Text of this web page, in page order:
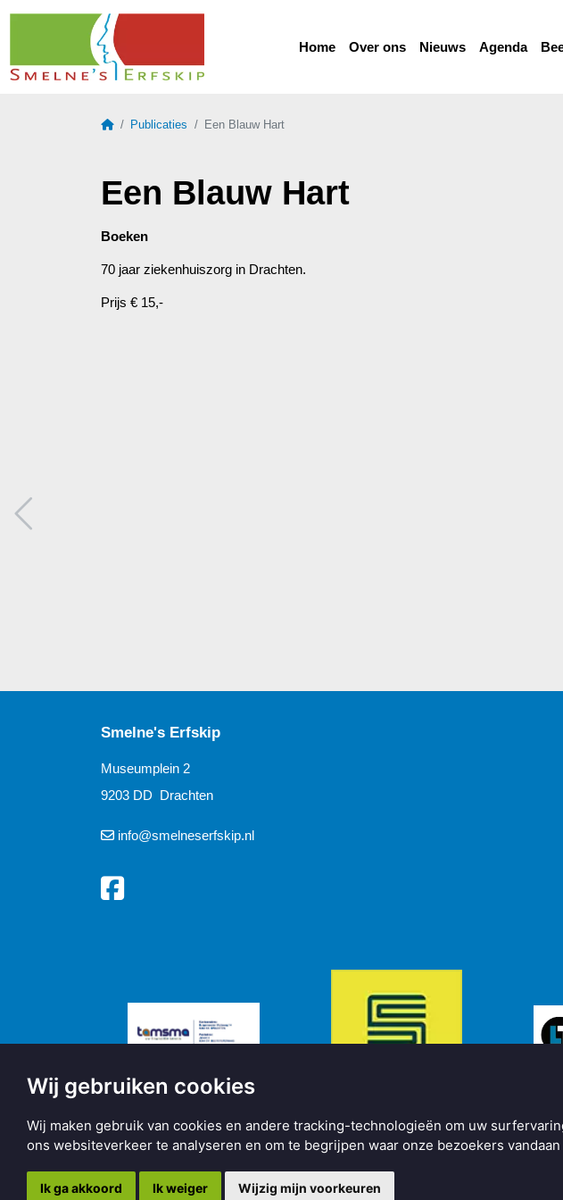
Wij gebruiken cookies
Wij maken gebruik van cookies en andere tracking-technologieën om uw
ons websiteverkeer te analyseren en om te begrijpen waar onze bezoekers vandaan
Ik ga akkoord Ik weiger Wijzig mijn voorkeuren
Home Over ons Nieuws Agenda
HomePublicaties Een Blauw Hart
Een Blauw Hart
Boeken
70 jaar ziekenhuiszorg in Drachten.
Prijs € 15,-
Smelne's Erfskip
Museumplein 2
9203 DD Drachten
info@smelneserfskip.nl
Copyright © 2026 | Made with BO. Be Original| Powered by